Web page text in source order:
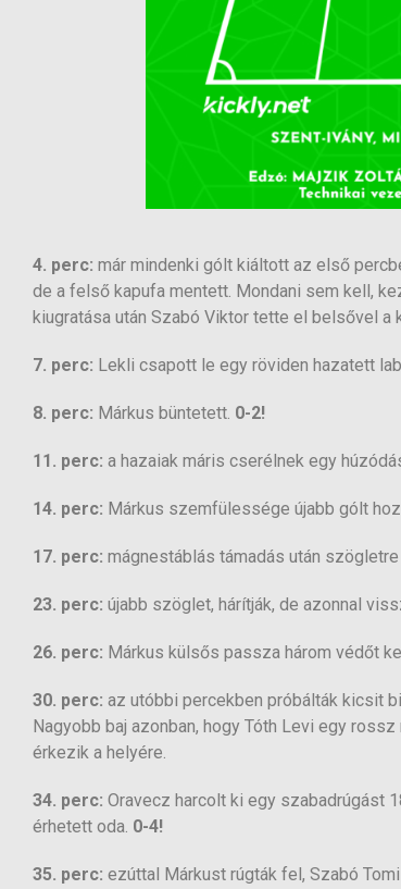
4. perc: már mindenki gólt kiáltott az első
de a felső kapufa mentett. Mondani sem kell,
kiugratása után Szabó Viktor tette el belsővel a
7. perc: Lekli csapott le egy röviden hazatett
8. perc: Márkus büntetett. 0-2!
11. perc: a hazaiak máris cserélnek egy
14. perc: Márkus szemfülessége újabb gólt
17. perc: mágnestáblás támadás után
23. perc: újabb szöglet, hárítják, de azonnal
26. perc: Márkus külsős passza három védőt
30. perc: az utóbbi percekben próbálták kicsit
Nagyobb baj azonban, hogy Tóth Levi egy
érkezik a helyére.
34. perc: Oravecz harcolt ki egy szabadrúgást
érhetett oda. 0-4!
35. perc: ezúttal Márkust rúgták fel, Szabó